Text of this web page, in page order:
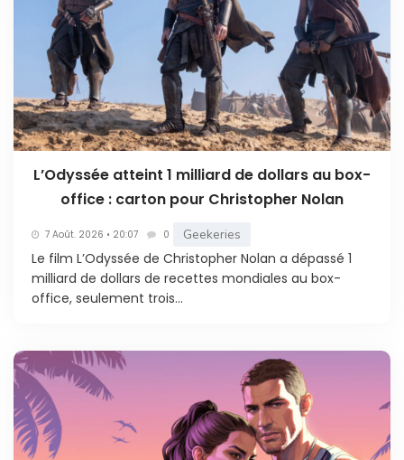
L’Odyssée atteint 1 milliard de dollars au box-
office : carton pour Christopher Nolan
7 Août. 2026 • 20:07 0 Geekeries
Le film L’Odyssée de Christopher Nolan a dépassé 1
milliard de dollars de recettes mondiales au box-
office, seulement trois...